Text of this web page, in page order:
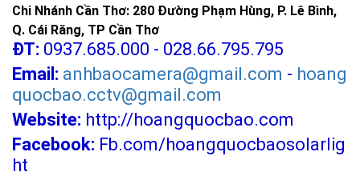
Chi Nhánh Cần Thơ: 280 Đường Phạm Hùng, P. Lê Bình,
Q. Cái Răng, TP Cần Thơ
ĐT: 0937.685.000 - 028.66.795.795
Email: anhbaocamera@gmail.com - hoang
quocbao.cctv@gmail.com
Website: http://hoangquocbao.com
Facebook: Fb.com/hoangquocbaosolarlig
ht